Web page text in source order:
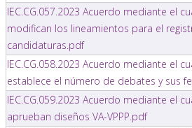
IEC.CG.057.2023 Acuerdo mediante el
modifican los lineamientos para el
candidaturas.pdf
IEC.CG.058.2023 Acuerdo mediante el
establece el número de debates y sus
IEC.CG.059.2023 Acuerdo mediante el
aprueban diseños VA-VPPP.pdf